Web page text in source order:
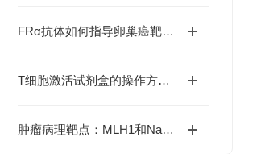
FRα抗体如何指导卵巢癌靶向治疗决策？
T细胞激活试剂盒的操作方法与注意事项
肿瘤病理靶点：MLH1和NaPi2b/SLC34A2解析